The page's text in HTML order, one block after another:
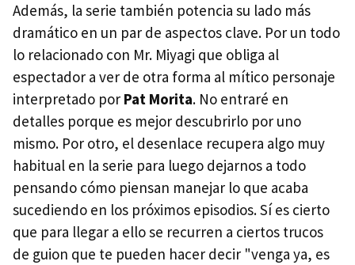
Además, la serie también potencia su lado más
dramático en un par de aspectos clave. Por un todo
lo relacionado con Mr. Miyagi que obliga al
espectador a ver de otra forma al mítico personaje
interpretado por Pat Morita. No entraré en
detalles porque es mejor descubrirlo por uno
mismo. Por otro, el desenlace recupera algo muy
habitual en la serie para luego dejarnos a todo
pensando cómo piensan manejar lo que acaba
sucediendo en los próximos episodios. Sí es cierto
que para llegar a ello se recurren a ciertos trucos
de guion que te pueden hacer decir "venga ya, es